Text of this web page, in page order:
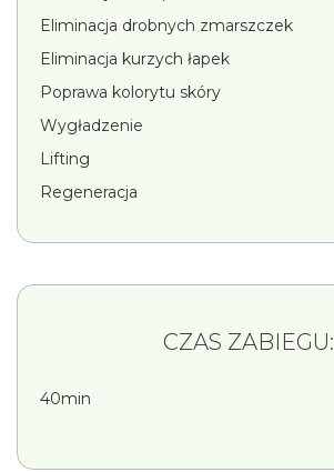
Eliminacja drobnych zmarszczek
Eliminacja kurzych łapek
Poprawa kolorytu skóry
Wygładzenie
Lifting
Regeneracja
CZAS ZABIEGU:
40min